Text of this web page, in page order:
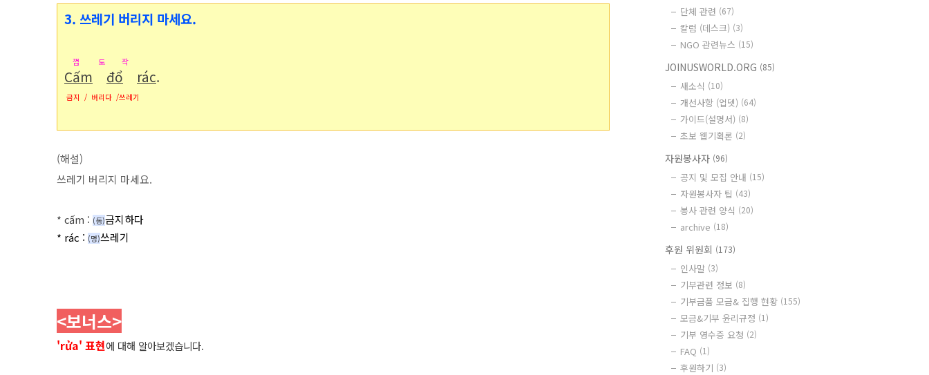
3. 쓰레기 버리지 마세요.
껌 도 작
Cấm đổ rác.
금지 / 버리다 /쓰레기
(해설)
쓰레기 버리지 마세요.
* cấm : (동)금지하다
* rác : (명)쓰레기
<보너스>
'rửa' 표현에 대해 알아보겠습니다.
단체 관련 (67)
칼럼 (데스크) (3)
NGO 관련뉴스 (15)
JOINUSWORLD.ORG (85)
새소식 (10)
개선사항 (업뎃) (64)
가이드(설명서) (8)
초보 웹기획론 (2)
자원봉사자 (96)
공지 및 모집 안내 (15)
자원봉사자 팁 (43)
봉사 관련 양식 (20)
archive (18)
후원 위원회 (173)
인사말 (3)
기부관련 정보 (8)
기부금품 모금& 집행 현황 (155)
모금&기부 윤리규정 (1)
기부 영수증 요청 (2)
FAQ (1)
후원하기 (3)